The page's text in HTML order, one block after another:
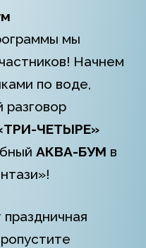
мы
Начнем
по воде,
разговор
ЧЕТЫРЕ»
АКВА-БУМ в